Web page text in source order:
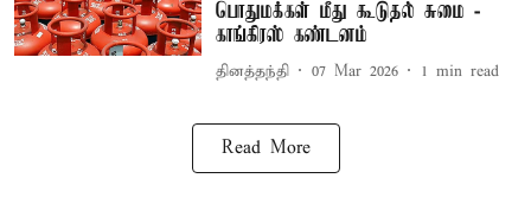
பொதுமக்கள் மீது கூடுதல் சுமை -
காங்கிரஸ் கண்டனம்
தினத்தந்தி 07 Mar 2026 1 min read
Read More